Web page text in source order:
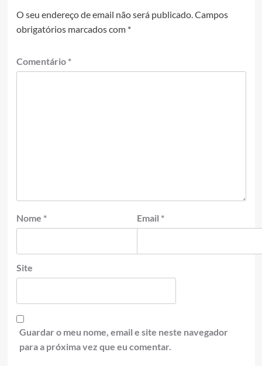
O seu endereço de email não será publicado.Campos
obrigatórios marcados com *
Comentário *
Nome * Email *
Site
Guardar o meu nome, email e site neste navegador
para a próxima vez que eu comentar.